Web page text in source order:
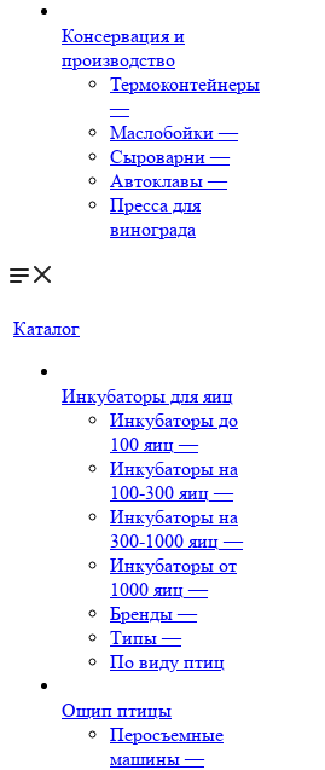
Консервация и
производство
Термоконтейнеры
—
Маслобойки —
Сыроварни —
Автоклавы —
Пресса для
винограда
Каталог
Инкубаторы для яиц
Инкубаторы до
100 яиц —
Инкубаторы на
100-300 яиц —
Инкубаторы на
300-1000 яиц —
Инкубаторы от
1000 яиц —
Бренды —
Типы —
По виду птиц
Ощип птицы
Перосъемные
машины —